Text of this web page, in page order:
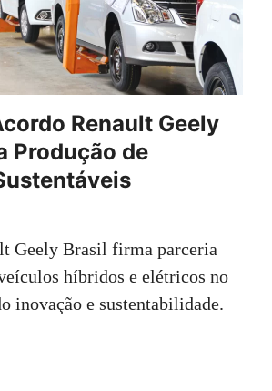
Renault Geely
Produção de
Geely Brasil firma parceria
híbridos e elétricos no
inovação e sustentabilidade.